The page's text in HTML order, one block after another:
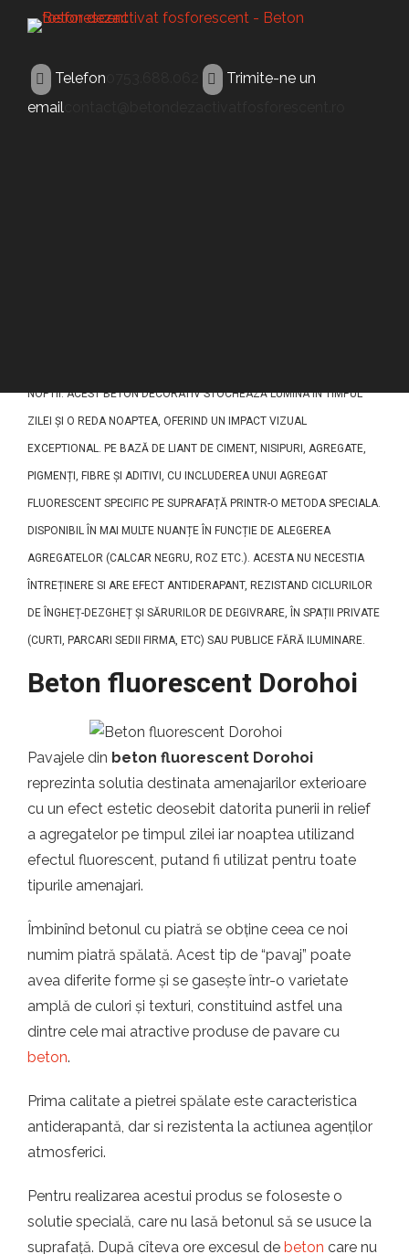
Telefon
Trimite-ne un
email
NOPTII. ACEST BETON DECORATIV STOCHEAZĂ LUMINA ÎN TIMPUL
ZILEI ȘI O REDA NOAPTEA, OFERIND UN IMPACT VIZUAL
EXCEPTIONAL. PE BAZĂ DE LIANT DE CIMENT, NISIPURI, AGREGATE,
PIGMENȚI, FIBRE ȘI ADITIVI, CU INCLUDEREA UNUI AGREGAT
FLUORESCENT SPECIFIC PE SUPRAFAȚĂ PRINTR-O METODA SPECIALA.
DISPONIBIL ÎN MAI MULTE NUANȚE ÎN FUNCȚIE DE ALEGEREA
AGREGATELOR (CALCAR NEGRU, ROZ ETC.). ACESTA NU NECESTIA
ÎNTREȚINERE SI ARE EFECT ANTIDERAPANT, REZISTAND CICLURILOR
DE ÎNGHEȚ-DEZGHEȚ ȘI SĂRURILOR DE DEGIVRARE, ÎN SPAȚII PRIVATE
(CURTI, PARCARI SEDII FIRMA, ETC) SAU PUBLICE FĂRĂ ILUMINARE.
Beton fluorescent Dorohoi
Pavajele din beton fluorescent Dorohoi
reprezinta solutia destinata amenajarilor exterioare
cu un efect estetic deosebit datorita punerii in relief
a agregatelor pe timpul zilei iar noaptea utilizand
efectul fluorescent, putand fi utilizat pentru toate
tipurile amenajari.
Îmbinînd betonul cu piatră se obține ceea ce noi
numim piatră spălată. Acest tip de “pavaj” poate
avea diferite forme și se gasește într-o varietate
amplă de culori și texturi, constituind astfel una
dintre cele mai atractive produse de pavare cu
beton.
Prima calitate a pietrei spălate este caracteristica
antiderapantă, dar si rezistenta la actiunea agenților
atmosferici.
Pentru realizarea acestui produs se foloseste o
solutie specială, care nu lasă betonul să se usuce la
suprafață. După cîteva ore excesul de beton care nu